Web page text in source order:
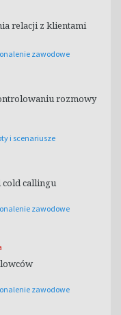
relacji z klientami
zawodowe
rozmowy
i scenariusze
cold callingu
zawodowe
zawodowe